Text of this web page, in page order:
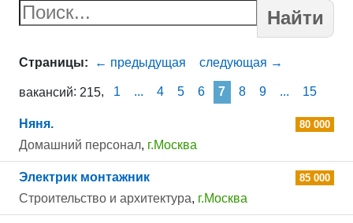
Найти
вакансий 215 1 ... 4 5 6 7 8 9 ... 15
Няня.
Домашний персонал, г.Москва
80 000
Электрик монтажник
Строительство и архитектура, г.Москва
85 000